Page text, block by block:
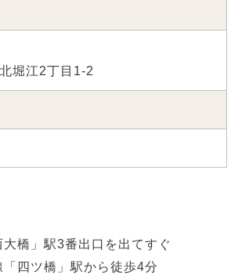
堀江2丁目1-2
橋」駅3番出口を出てすぐ
四ツ橋」駅から徒歩4分